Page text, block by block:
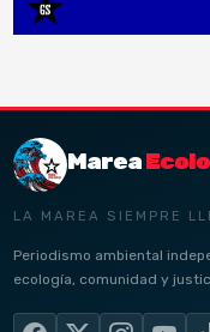
Marea
LA MAREA SIEMPRE
Periodismo ambiental
ecología, comunidad y